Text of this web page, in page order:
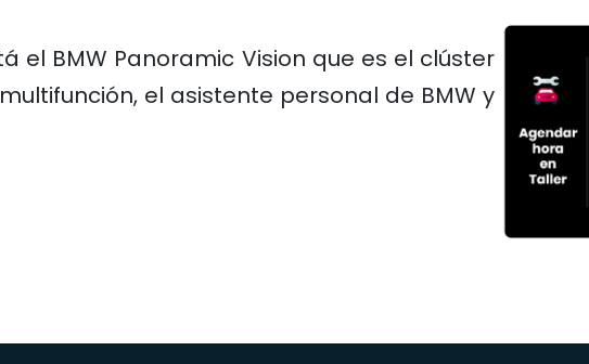
BMW Panoramic Vision que es el clúster
el asistente personal de BMW y